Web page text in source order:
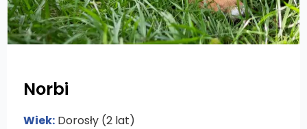
Norbi
Wiek: Dorosły (2 lat)